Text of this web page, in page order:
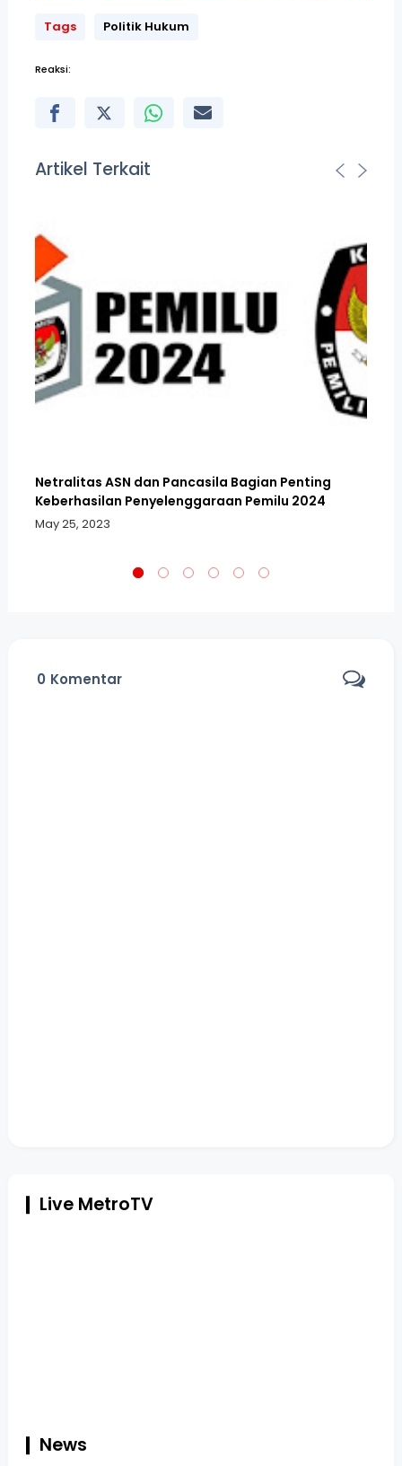
Tags Politik Hukum
Reaksi:
Artikel Terkait
Netralitas ASN dan Pancasila Bagian Penting
Keberhasilan Penyelenggaraan Pemilu 2024
May 25, 2023
0 Komentar
Live MetroTV
News